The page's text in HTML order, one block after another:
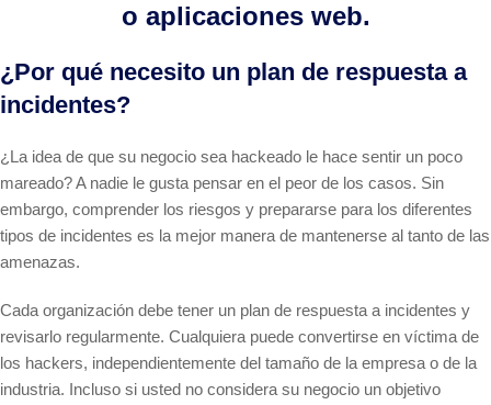
o aplicaciones web.
¿Por qué necesito un plan de respuesta a
incidentes?
¿La idea de que su negocio sea hackeado le hace sentir un poco
mareado? A nadie le gusta pensar en el peor de los casos. Sin
embargo, comprender los riesgos y prepararse para los diferentes
tipos de incidentes es la mejor manera de mantenerse al tanto de las
amenazas.
Cada organización debe tener un plan de respuesta a incidentes y
revisarlo regularmente. Cualquiera puede convertirse en víctima de
los hackers, independientemente del tamaño de la empresa o de la
industria. Incluso si usted no considera su negocio un objetivo